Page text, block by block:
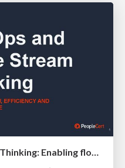
DevOps and Value Stream Thinking: Enabling flow, efficiency and business value